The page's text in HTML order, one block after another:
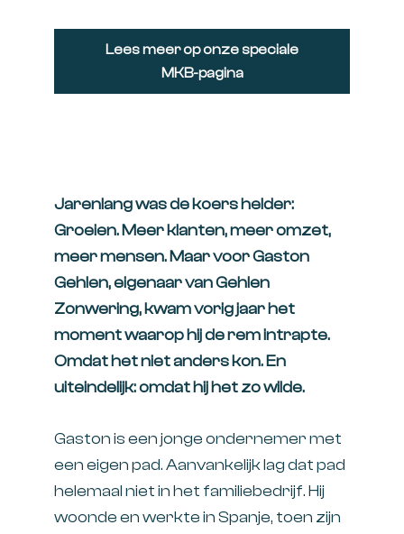
Lees meer op onze speciale
MKB-pagina
Jarenlang was de koers helder:
Groeien. Meer klanten, meer omzet,
meer mensen. Maar voor Gaston
Gehlen, eigenaar vanGehlen
Zonwering, kwam vorig jaar het
moment waarop hij de rem intrapte.
Omdat het niet anders kon. En
uiteindelijk: omdat hij het zo wilde.
Gaston is een jonge ondernemer met
een eigen pad. Aanvankelijk lag dat pad
helemaal niet in het familiebedrijf. Hij
woonde en werkte in Spanje, toen zijn